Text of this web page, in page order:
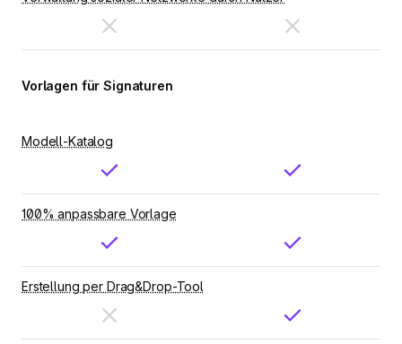
Vorlagen für Signaturen
Modell-Katalog
100% anpassbare Vorlage
Erstellung per Drag&Drop-Tool